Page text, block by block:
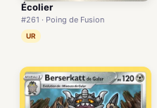
Écolier
#261 · Poing de Fusion
UR